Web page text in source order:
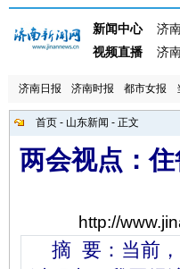
济南日报 济南时报 都市女报
首页 - 山东新闻 - 正文
两会视点：
http://
摘 要：当前，